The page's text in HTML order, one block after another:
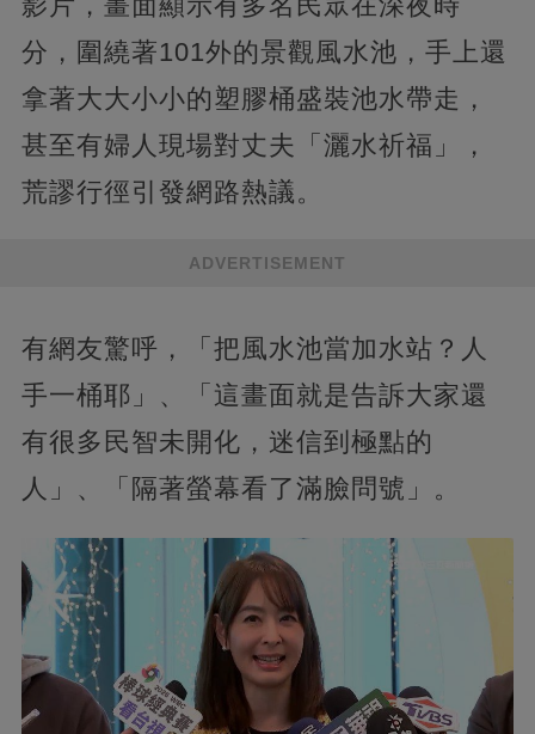
分，圍繞著101外的景觀風水池，手上還
拿著大大小小的塑膠桶盛裝池水帶走，
甚至有婦人現場對丈夫「灑水祈福」，
荒謬行徑引發網路熱議。
ADVERTISEMENT
有網友驚呼，「把風水池當加水站？人
手一桶耶」、「這畫面就是告訴大家還
有很多民智未開化，迷信到極點的
人」、「隔著螢幕看了滿臉問號」。